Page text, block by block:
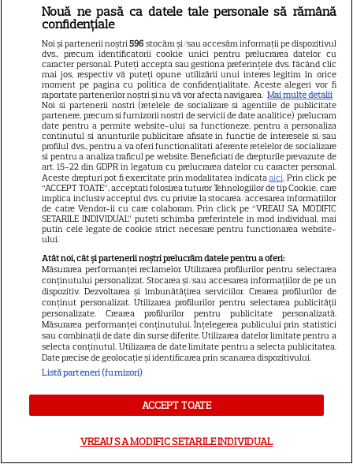
DISNEY PLUS
„Diavolul se îmbracă de la
Prada 2” s-a lansat pe Disney+.
Meryl Streep și Anne
Hathaway revin la revista
Runway
9
VEDETE STRĂINE
Meryl Streep, gest
impresionant pentru Anne
Hathaway și Emily Blunt la
„Diavolul se îmbracă de la
actrițele
VEDETE STRĂINE
Tom Holland, decizie radicală
pentru noul său film! Ce
promisiune a făcut actorul
după momentele virale în care
a făcut senzație prin dans
SKYSHOWTIME
Nouă ne pasă ca datele tale personale să rămână
confidențiale
Noi și partenerii noștri596 stocăm și/sau accesăm informații pe dispozitivul
dvs., precum identificatorii cookie unici pentru prelucrarea datelor cu
caracter personal. Puteți accepta sau gestiona preferințele dvs. făcând clic
mai jos, respectiv vă puteți opune utilizării unui interes legitim în orice
moment pe pagina cu politica de confidențialitate. Aceste alegeri vor fi
raportate partenerilor noștri și nu vă vor afecta navigarea. Mai multe detalii
Noi si partenerii nostri (retelele de socializare si agentiile de publicitate
partenere, precum si furnizorii nostri de servicii de date analitice) prelucram
date pentru a permite website-ului sa functioneze, pentru a personaliza
continutul si anunturile publicitare afisate in functie de interesele si/sau
profilul dvs., pentru a va oferi functionalitati aferente retelelor de socializare
si pentru a analiza traficul pe website. Beneficiati de drepturile prevazute de
art. 15-22 din GDPR in legatura cu prelucrarea datelor cu caracter personal.
Aceste drepturi pot fi exercitate prin modalitatea indicataaici. Prin click pe
“ACCEPT TOATE”, acceptati folosirea tuturor Tehnologiilor de tip Cookie, care
implica inclusiv acceptul dvs. cu privire la stocarea/accesarea informatiilor
de catre Vendor-ii cu care colaboram. Prin click pe “VREAU SA MODIFIC
SETARILE INDIVIDUAL” puteti schimba preferintele in mod individual, mai
putin cele legate de cookie strict necesare pentru functionarea website-
ului.
Atât noi, cât și partenerii noștri prelucrăm datele pentru a oferi:
Măsurarea performanței reclamelor. Utilizarea profilurilor pentru selectarea
conținutului personalizat. Stocarea și/sau accesarea informațiilor de pe un
dispozitiv. Dezvoltarea și îmbunătățirea serviciilor. Crearea profilurilor de
conținut personalizat. Utilizarea profilurilor pentru selectarea publicității
personalizate. Crearea profilurilor pentru publicitate personalizată.
Măsurarea performanței conținutului. Înțelegerea publicului prin statistici
sau combinații de date din surse diferite. Utilizarea datelor limitate pentru a
selecta conținutul. Utilizarea de date limitate pentru a selecta publicitatea.
Date precise de geolocație și identificarea prin scanarea dispozitivului.
Listă parteneri (furnizori)
ACCEPT TOATE
VREAU SA MODIFIC SETARILE INDIVIDUAL